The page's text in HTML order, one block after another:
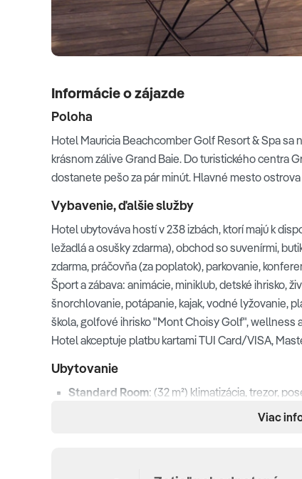
Informácie o zájazde
Poloha
Hotel Mauricia Beachcomber Golf Resort & Spa sa
krásnom zálive Grand Baie. Do turistického centra
dostanete pešo za pár minút. Hlavné mesto
Vybavenie, ďalšie služby
Hotel ubytováva hostí v 238 izbách, ktorí majú k
ležadlá a osušky zdarma), obchod so suvenírmi,
zdarma, práčovňa (za poplatok), parkovanie,
Šport a zábava: animácie, miniklub, detské ihrisko,
šnorchlovanie, potápanie, kajak, vodné lyžovanie,
škola, golfové ihrisko "Mont Choisy Golf", wellness
Hotel akceptuje platbu kartami TUI Card/VISA,
Ubytovanie
Standard Room: (32 m²) klimatizácia, trezor,
pripojenie, SAT TV, izbová služba (za poplatok),
: (70 m²) vybavenie ako v Standard
Viac